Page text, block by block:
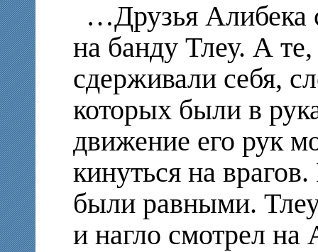
…Друзья Алибека
на банду Тлеу. А
сдерживали себя,
которых были в
движение его рук
кинуться на
были равными. Тлеу
и нагло смотрел на